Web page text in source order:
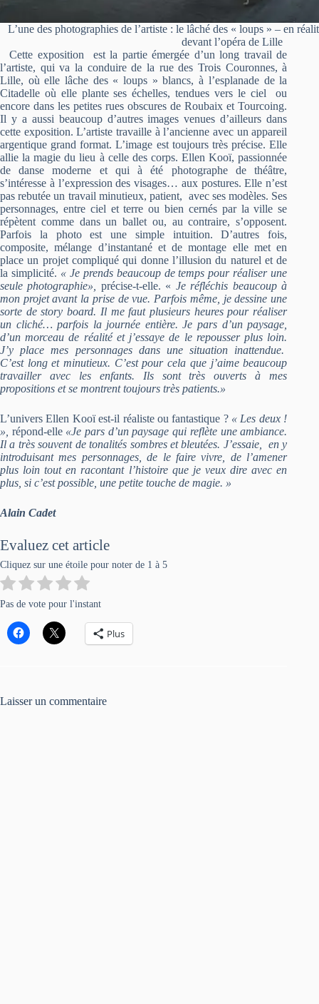
L’une des photographies de l’artiste : le lâché des « loups » – en
devant l’opéra de Lille
Cette exposition est la partie émergée d’un long travail de
l’artiste, qui va la conduire de la rue des Trois Couronnes, à
Lille, où elle lâche des « loups » blancs, à l’esplanade de la
Citadelle où elle plante ses échelles, tendues vers le ciel ou
encore dans les petites rues obscures de Roubaix et Tourcoing.
Il y a aussi beaucoup d’autres images venues d’ailleurs dans
cette exposition. L’artiste travaille à l’ancienne avec un appareil
argentique grand format. L’image est toujours très précise. Elle
allie la magie du lieu à celle des corps. Ellen Kooï, passionnée
de danse moderne et qui à été photographe de théâtre,
s’intéresse à l’expression des visages… aux postures. Elle n’est
pas rebutée un travail minutieux, patient, avec ses modèles. Ses
personnages, entre ciel et terre ou bien cernés par la ville se
répètent comme dans un ballet ou, au contraire, s’opposent.
Parfois la photo est une simple intuition. D’autres fois,
composite, mélange d’instantané et de montage elle met en
place un projet compliqué qui donne l’illusion du naturel et de
la simplicité. « Je prends beaucoup de temps pour réaliser une
seule photographie», précise-t-elle. « Je réfléchis beaucoup à
mon projet avant la prise de vue. Parfois même, je dessine une
sorte de story board. Il me faut plusieurs heures pour réaliser
un cliché… parfois la journée entière. Je pars d’un paysage,
d’un morceau de réalité et j’essaye de le repousser plus loin.
J’y place mes personnages dans une situation inattendue.
C’est long et minutieux. C’est pour cela que j’aime beaucoup
travailler avec les enfants. Ils sont très ouverts à mes
propositions et se montrent toujours très patients.»
L’univers Ellen Kooï est-il réaliste ou fantastique ? « Les deux !
», répond-elle «Je pars d’un paysage qui reflète une ambiance.
Il a très souvent de tonalités sombres et bleutées. J’essaie, en y
introduisant mes personnages, de le faire vivre, de l’amener
plus loin tout en racontant l’histoire que je veux dire avec en
plus, si c’est possible, une petite touche de magie. »
Alain Cadet
Evaluez cet article
Cliquez sur une étoile pour noter de 1 à 5
Pas de vote pour l'instant
Plus
Laisser un commentaire